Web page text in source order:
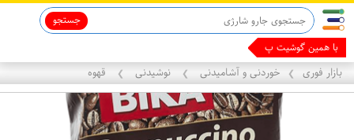
جستجو
با همین گوشیت پول در
بازار فوری ❯ خوردنی و آشامیدنی ❯ نوشیدنی ❯ قهوه